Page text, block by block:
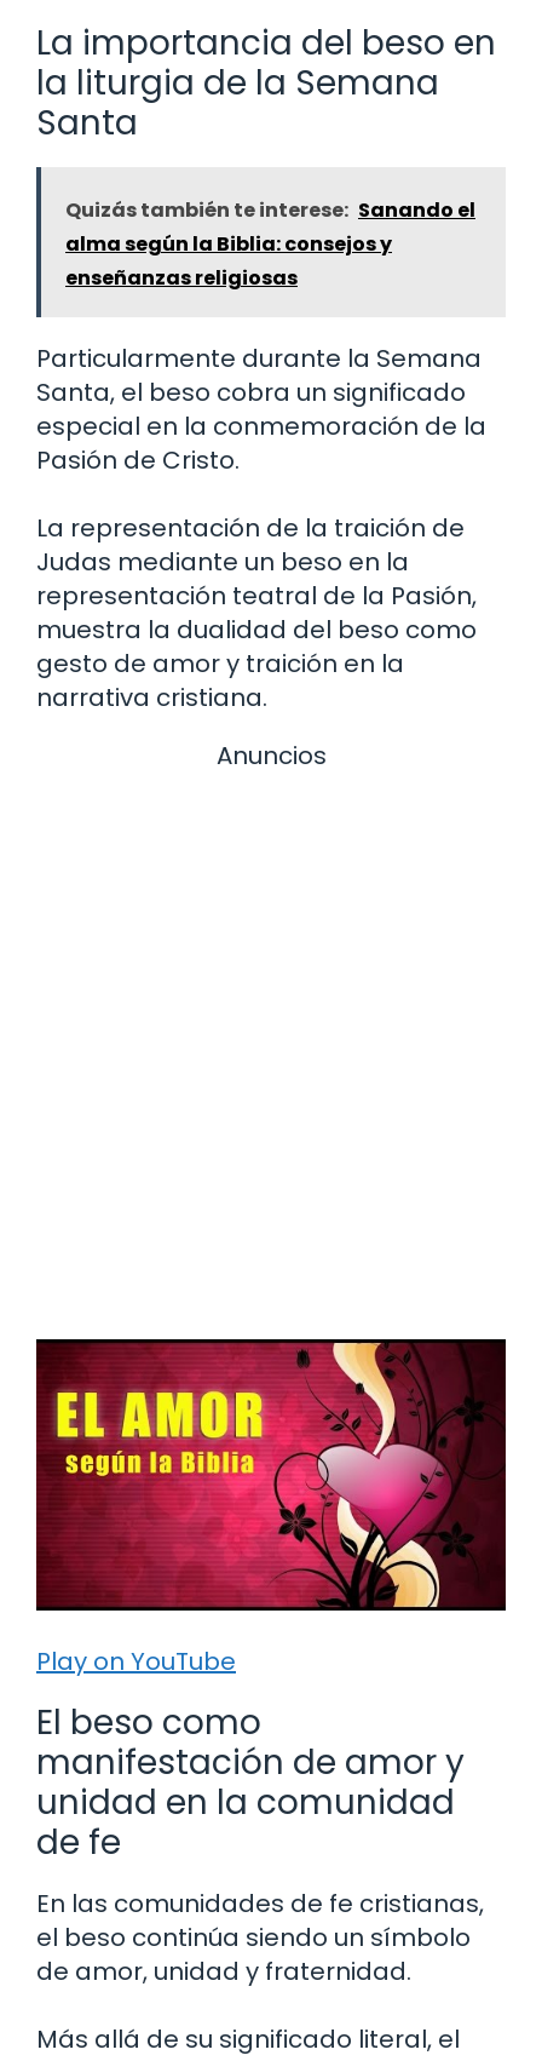
La importancia del beso en
la liturgia de la Semana
Santa
Quizás también te interese: Sanando el
alma según la Biblia: consejos y
enseñanzas religiosas
Particularmente durante la Semana
Santa, el beso cobra un significado
especial en la conmemoración de la
Pasión de Cristo.
La representación de la traición de
Judas mediante un beso en la
representación teatral de la Pasión,
muestra la dualidad del beso como
gesto de amor y traición en la
narrativa cristiana.
Anuncios
Play on YouTube
El beso como
manifestación de amor y
unidad en la comunidad
de fe
En las comunidades de fe cristianas,
el beso continúa siendo un símbolo
de amor, unidad y fraternidad.
Más allá de su significado literal, el